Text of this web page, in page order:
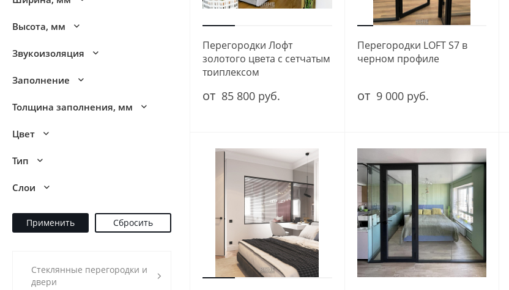
Высота, мм
Звукоизоляция
Заполнение
Толщина заполнения, мм
Цвет
Тип
Слои
Стеклянные перегородки и
двери
Перегородки Лофт
золотого цвета с сетчатым
триплексом
от 85 800 руб.
Перегородки LOFT S7 в
черном профиле
от 9 000 руб.